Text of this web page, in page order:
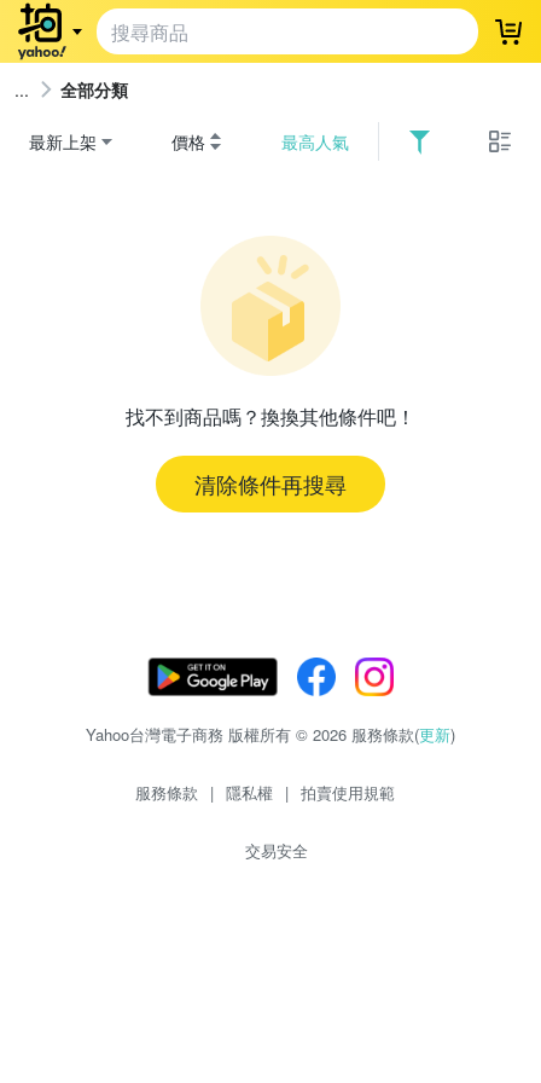
登
全部分類
最新上架 價格 最高人氣
找不到商品嗎？換換其他條件吧！
清除條件再搜尋
Yahoo台灣電子商務 版權所有 © 2026 服務條款(更新)
服務條款 | 隱私權 | 拍賣使用規範
交易安全